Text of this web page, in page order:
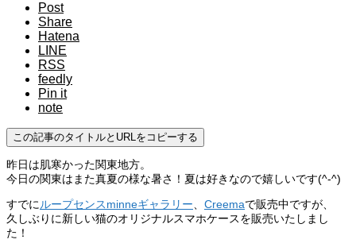
Post
Share
Hatena
LINE
RSS
feedly
Pin it
note
この記事のタイトルとURLをコピーする
昨日は肌寒かった関東地方。
今日の関東はまた真夏の様な暑さ！夏は好きなので嬉しいです(^-^)
すでに ループセンスminneギャラリー Creemaで販売中ですが、
久しぶりに新しい猫のオリジナルスマホケースを販売いたしまし
た！